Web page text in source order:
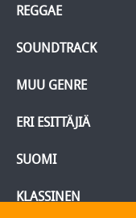
REGGAE
SOUNDTRACK
MUU GENRE
ERI ESITTÄJIÄ
SUOMI
KLASSINEN